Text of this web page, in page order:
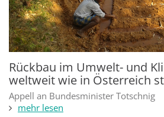
Rückbau im Umwelt- und
weltweit wie in Österreich
Appell an Bundesminister Totschnig
mehr lesen